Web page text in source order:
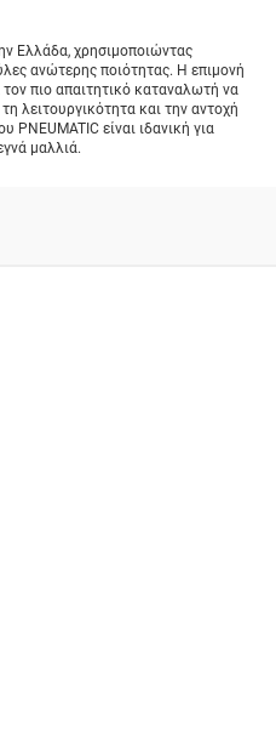
Ελλάδα, χρησιμοποιώντας
ανώτερης ποιότητας. Η επιμονή
πιο απαιτητικό καταναλωτή να
λειτουργικότητα και την αντοχή
είναι ιδανική για
μαλλιά.